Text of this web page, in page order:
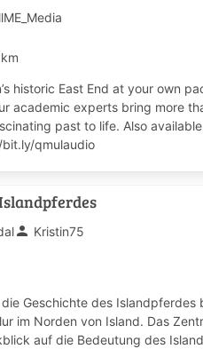
historic East End at your own
academic experts bring more
past to life. Also
qmulaudio
person Kristin75
Geschichte des Islandpferdes
im Norden von Island. Das
auf die Bedeutung des